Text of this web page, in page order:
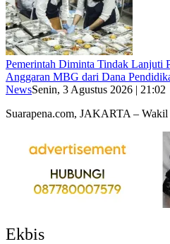
Pemerintah Diminta Tindak Lanjuti
Anggaran MBG dari Dana
NewsSenin, 3 Agustus 2026 | 21:02
Suarapena.com, JAKARTA –
Ekbis